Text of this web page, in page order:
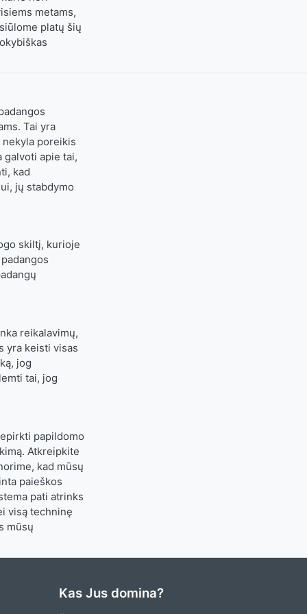
metams,
platų šių
Tai yra
poreikis
galvoti apie tai,
kad
jų stabdymo
skiltį, kurioje
reikalavimų,
yra keisti visas
jog
tai, jog
papildomo
Atkreipkite
kad mūsų
paieškos
pati atrinks
visą techninę
mūsų
Kas Jus domina?